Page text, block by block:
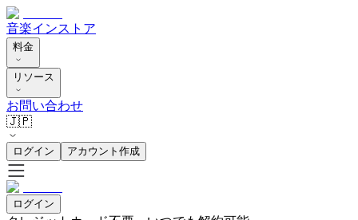
音楽インストア
料金
リソース
お問い合わせ
🇯🇵
ログイン アカウント作成
ログイン